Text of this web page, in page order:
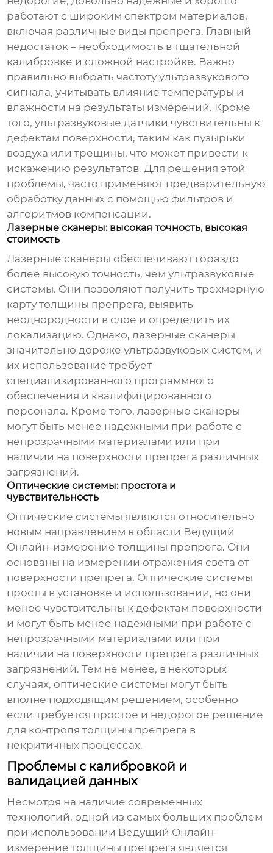
работают с широким спектром материалов,
включая различные виды препрега. Главный
недостаток – необходимость в тщательной
калибровке и сложной настройке. Важно
правильно выбрать частоту ультразвукового
сигнала, учитывать влияние температуры и
влажности на результаты измерений. Кроме
того, ультразвуковые датчики чувствительны к
дефектам поверхности, таким как пузырьки
воздуха или трещины, что может привести к
искажению результатов. Для решения этой
проблемы, часто применяют предварительную
обработку данных с помощью фильтров и
алгоритмов компенсации.
Лазерные сканеры: высокая точность, высокая
стоимость
Лазерные сканеры обеспечивают гораздо
более высокую точность, чем ультразвуковые
системы. Они позволяют получить трехмерную
карту толщины препрега, выявить
неоднородности в слое и определить их
локализацию. Однако, лазерные сканеры
значительно дороже ультразвуковых систем, и
их использование требует
специализированного программного
обеспечения и квалифицированного
персонала. Кроме того, лазерные сканеры
могут быть менее надежными при работе с
непрозрачными материалами или при
наличии на поверхности препрега различных
загрязнений.
Оптические системы: простота и
чувствительность
Оптические системы являются относительно
новым направлением в области Ведущий
Онлайн-измерение толщины препрега. Они
основаны на измерении отражения света от
поверхности препрега. Оптические системы
просты в установке и использовании, но они
менее чувствительны к дефектам поверхности
и могут быть менее надежными при работе с
непрозрачными материалами или при
наличии на поверхности препрега различных
загрязнений. Тем не менее, в некоторых
случаях, оптические системы могут быть
вполне подходящим решением, особенно
если требуется простое и недорогое решение
для контроля толщины препрега в
некритичных процессах.
Проблемы с калибровкой и
валидацией данных
Несмотря на наличие современных
технологий, одной из самых больших проблем
при использовании Ведущий Онлайн-
измерение толщины препрега является